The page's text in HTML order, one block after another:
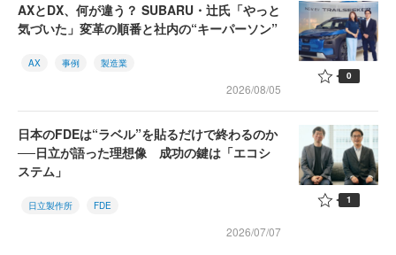
AXとDX、何が違う？ SUBARU・辻氏「やっと
気づいた」変革の順番と社内の“キーパーソン”
AX 事例 製造業
2026/08/05
0
日本のFDEは“ラベル”を貼るだけで終わるのか
──日立が語った理想像 成功の鍵は「エコシ
ステム」
日立製作所 FDE
2026/07/07
1